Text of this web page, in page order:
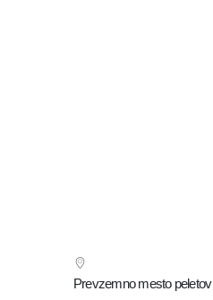
Prevzemno mesto peletov